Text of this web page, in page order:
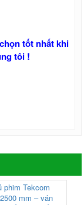
tốt nhất khi
tôi !